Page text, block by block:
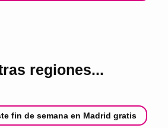
regiones...
fin de semana en Madrid gratis